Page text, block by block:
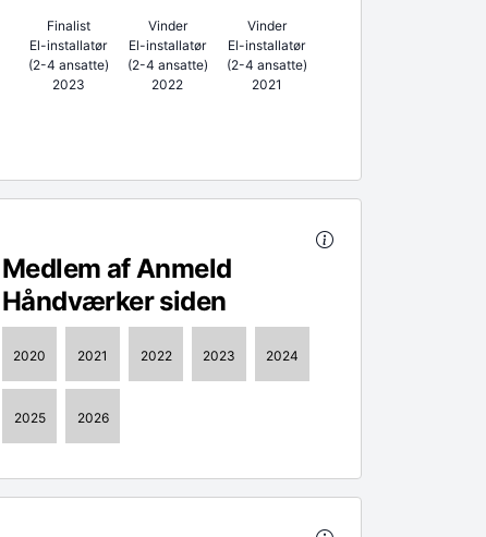
Finalist
El-installatør
(2-4 ansatte)
2023
Vinder
El-installatør
(2-4 ansatte)
2022
Vinder
El-installatør
(2-4 ansatte)
2021
Medlem af Anmeld
Håndværker siden
2020 2021 2022 2023 2024
2025 2026